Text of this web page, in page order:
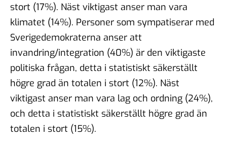
stort (17%). Näst viktigast anser man vara
klimatet (14%). Personer som sympatiserar med
Sverigedemokraterna anser att
invandring/integration (40%) är den viktigaste
politiska frågan, detta i statistiskt säkerställt
högre grad än totalen i stort (12%). Näst
viktigast anser man vara lag och ordning (24%),
och detta i statistiskt säkerställt högre grad än
totalen i stort (15%).